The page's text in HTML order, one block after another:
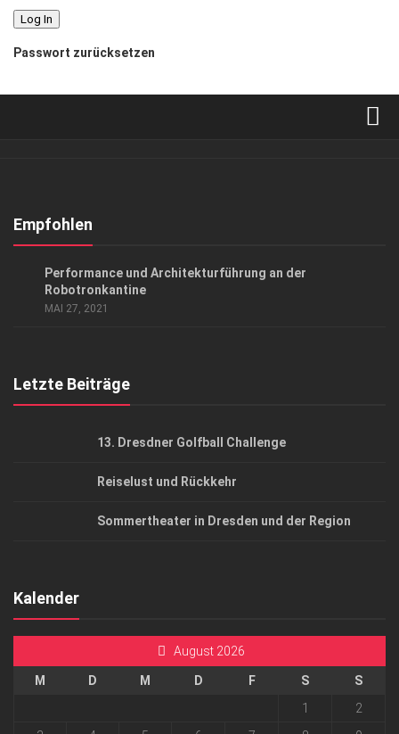
Passwort zurücksetzen
Kontakt, Impressum
Empfohlen
Performance und Architekturführung an der
Robotronkantine
MAI 27, 2021
Letzte Beiträge
13. Dresdner Golfball Challenge
Reiselust und Rückkehr
Sommertheater in Dresden und der Region
Kalender
August 2026
M D M D F S
S
1
2